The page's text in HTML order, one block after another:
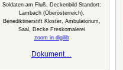
Soldaten am Fluß, Deckenbild Standort:
Lambach (Oberösterreich),
Benediktinerstift Kloster, Ambulatorium,
Saal, Decke Freskomalerei
zoom in digilib
Dokument…